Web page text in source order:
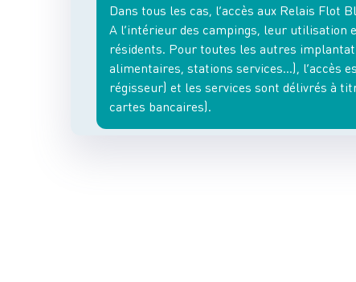
Dans tous les cas, l’accès aux Relais Flot
A l’intérieur des campings, leur utilisation
résidents. Pour toutes les autres
alimentaires, stations services…), l’accès
régisseur) et les services sont délivrés à
cartes bancaires).